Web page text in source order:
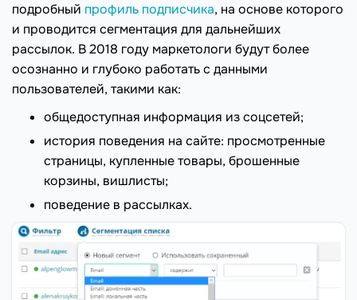
подробный профиль подписчика, на основе которого
и проводится сегментация для дальнейших
рассылок. В 2018 году маркетологи будут более
осознанно и глубоко работать с данными
пользователей, такими как:
общедоступная информация из соцсетей;
история поведения на сайте: просмотренные
страницы, купленные товары, брошенные
корзины, вишлисты;
поведение в рассылках.